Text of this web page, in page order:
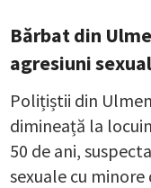
Bărbat din
agresiuni
Polițiștii din
dimineață la
50 de ani,
sexuale cu minore